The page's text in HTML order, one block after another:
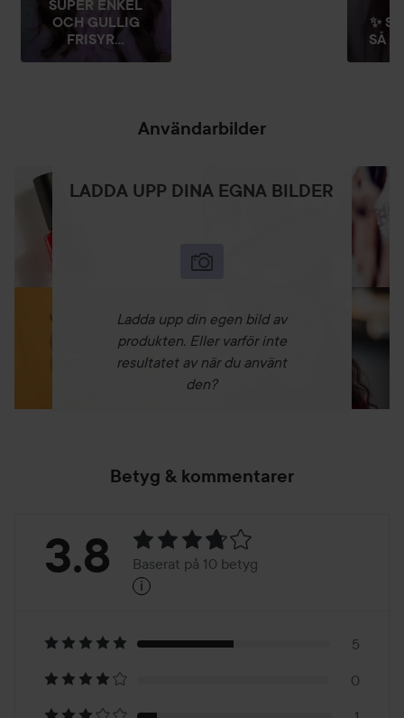
SUPER ENKEL
OCH GULLIG
FRISYR...
✨
SÅ
Användarbilder
LADDA UPP DINA EGNA BILDER
Ladda upp din egen bild av
produkten. Eller varför inte
resultatet av när du använt
den?
Betyg & kommentarer
Betyg:
Baserat
på
3.8 Baserat på 10 betyg
i
5
0